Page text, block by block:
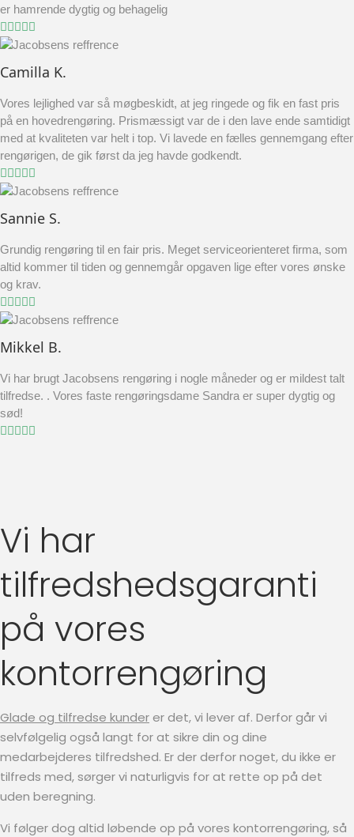
er hamrende dygtig og behagelig
Camilla K.
Vores lejlighed var så møgbeskidt, at jeg ringede og fik en fast pris
på en hovedrengøring. Prismæssigt var de i den lave ende samtidigt
med at kvaliteten var helt i top. Vi lavede en fælles gennemgang efter
rengørigen, de gik først da jeg havde godkendt.
Sannie S.
Grundig rengøring til en fair pris. Meget serviceorienteret firma, som
altid kommer til tiden og gennemgår opgaven lige efter vores ønske
og krav.
Mikkel B.
Vi har brugt Jacobsens rengøring i nogle måneder og er mildest talt
tilfredse. . Vores faste rengøringsdame Sandra er super dygtig og
sød!
Vi har
tilfredshedsgaranti
på vores
kontorrengøring
Glade og tilfredse kunderer det, vi lever af. Derfor går vi
selvfølgelig også langt for at sikre din og dine
medarbejderes tilfredshed. Er der derfor noget, du ikke er
tilfreds med, sørger vi naturligvis for at rette op på det
uden beregning.
Vi følger dog altid løbende op på vores kontorrengøring, så